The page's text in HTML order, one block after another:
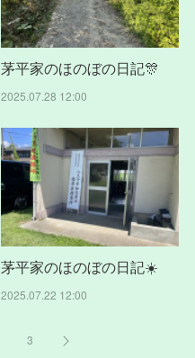
茅平家のほのぼの日記🎊
2025.07.28 12:00
茅平家のほのぼの日記☀️
2025.07.22 12:00
3